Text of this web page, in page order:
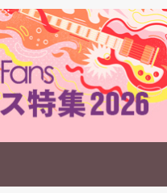
編発表！